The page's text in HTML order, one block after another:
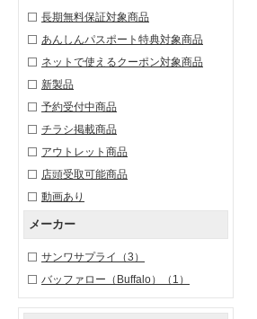
長期無料保証対象商品
あんしんパスポート特典対象商品
ネットで使えるクーポン対象商品
新製品
予約受付中商品
チラシ掲載商品
アウトレット商品
店頭受取可能商品
動画あり
メーカー
サンワサプライ
（3）
バッファロー（Buffalo）
（1）